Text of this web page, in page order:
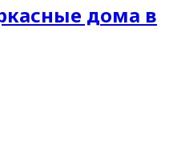
дома в